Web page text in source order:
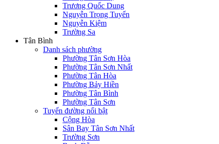
Trương Quốc Dung
Nguyễn Trọng Tuyển
Nguyễn Kiệm
Trường Sa
Tân Bình
Danh sách phường
Phường Tân Sơn Hòa
Phường Tân Sơn Nhất
Phường Tân Hòa
Phường Bảy Hiền
Phường Tân Bình
Phường Tân Sơn
Tuyến đường nổi bật
Cộng Hòa
Sân Bay Tân Sơn Nhất
Trường Sơn